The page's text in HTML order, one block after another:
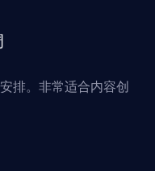
排。非常适合内容创